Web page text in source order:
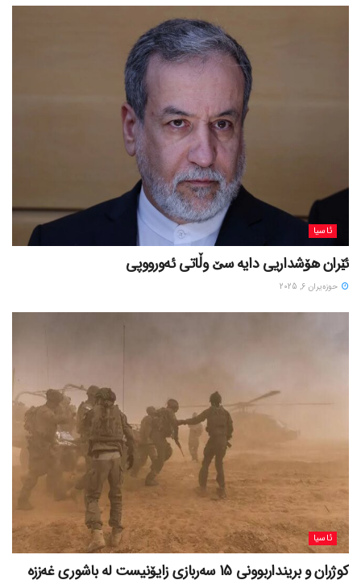
ئاسیا
ئێران هۆشداریی دایە سێ وڵاتی ئەورووپی
حوزه‌یران 6, 2025
ئاسیا
کوژران و برینداربوونی 15 سەربازی زایۆنیست لە باشوری غەززە